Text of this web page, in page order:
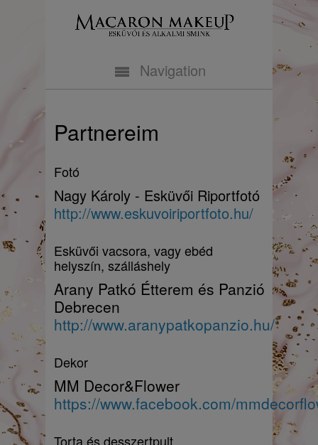
Navigation
Partnereim
Fotó
Nagy Károly - Esküvői Riportfotó
http://www.eskuvoiriportfoto.hu/
Esküvői vacsora, vagy ebéd
helyszín, szálláshely
Arany Patkó Étterem és Panzió
Debrecen
http://www.aranypatkopanzio.hu/
Dekor
MM Decor&Flower
https://www.facebook.com/
Torta és desszertpult